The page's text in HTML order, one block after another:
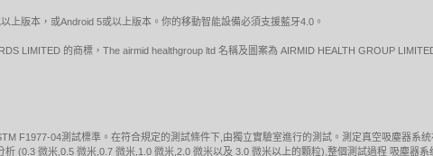
上版本，或Android 5或以上版本。你的移動智能設備必須支援藍牙4.0。
LIMITED 的商標，The airmid healthgroup ltd 名稱及圖案為 AIRMID HEALTH GROUP
F1977-04測試標準。在符合規定的測試條件下,由獨立實驗室進行的測試。測定真空吸塵器系
(0.3 微米,0.5 微米,0.7 微米,1.0 微米,2.0 微米以及 3.0 微米以上的顆粒),整個測試過程 吸塵器